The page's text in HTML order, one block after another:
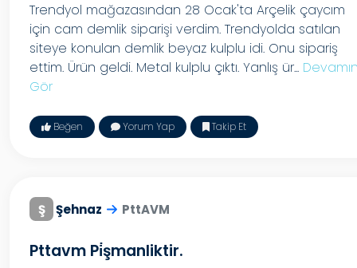
Trendyol mağazasından 28 Ocak'ta Arçelik çaycım
için cam demlik siparişi verdim. Trendyolda satılan
siteye konulan demlik beyaz kulplu idi. Onu sipariş
ettim. Ürün geldi. Metal kulplu çıktı. Yanlış ür...
Gör
Beğen Yorum Yap Takip Et
Ş Şehnaz PttAVM
Pttavm Pi̇şmanliktir.